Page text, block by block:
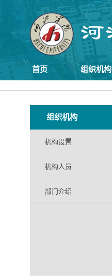
首页 组织机构
组织机构
机构设置
机构人员
部门介绍